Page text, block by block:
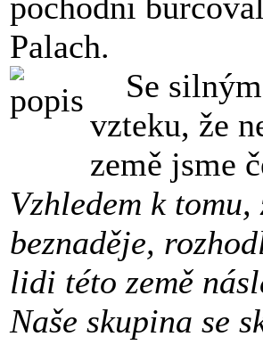
Palach.
Se silným
vzteku, že
země jsme
Vzhledem k
beznaděje,
lidi této země
Naše skupina se